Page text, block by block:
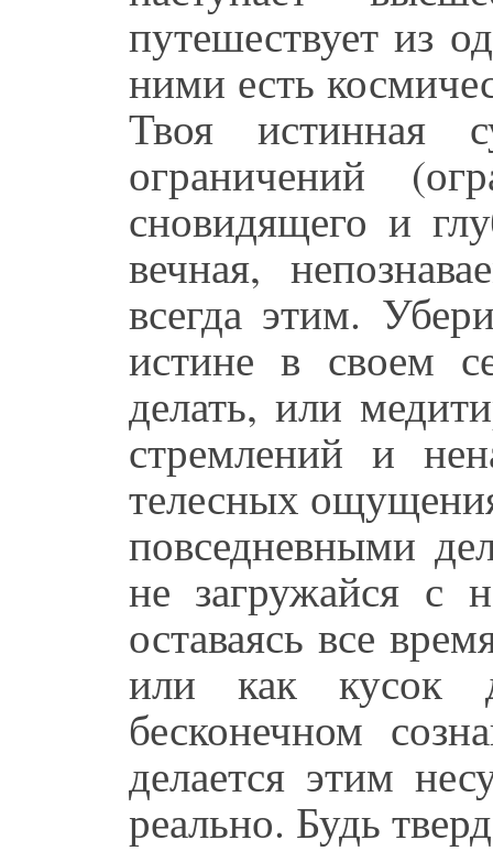
путешествует из
ними есть
Твоя истинная
ограничений
сновидящего и
вечная,
всегда этим.
истине в своем
делать, или
стремлений и
телесных
повседневными
не загружайся с
оставаясь все
или как кусок
бесконечном
делается этим
реально. Будь